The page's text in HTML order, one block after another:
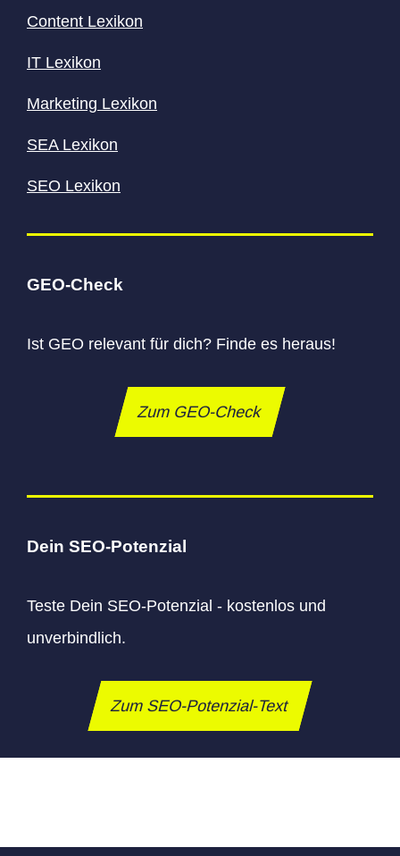
Content Lexikon
IT Lexikon
Marketing Lexikon
SEA Lexikon
SEO Lexikon
GEO-Check
Ist GEO relevant für dich? Finde es heraus!
Zum GEO-Check
Dein SEO-Potenzial
Teste Dein SEO-Potenzial - kostenlos und
unverbindlich.
Zum SEO-Potenzial-Text